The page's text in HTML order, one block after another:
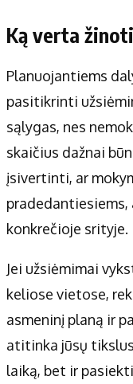
Ką verta
Planuojantiems
pasitikrinti
sąlygas, nes
skaičius dažnai
įsivertinti, ar
konkrečioje srityje.
Jei užsiėmimai
keliose vietose,
asmeninį planą ir
atitinka jūsų
laiką, bet ir